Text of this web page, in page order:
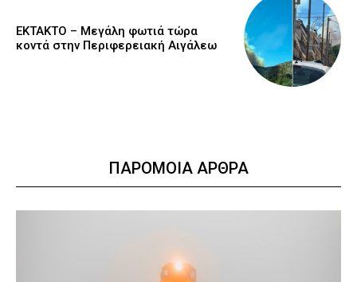
ΕΚΤΑΚΤΟ – Μεγάλη φωτιά τώρα
κοντά στην Περιφερειακή Αιγάλεω
ΠΑΡΟΜΟΙΑ ΑΡΘΡΑ